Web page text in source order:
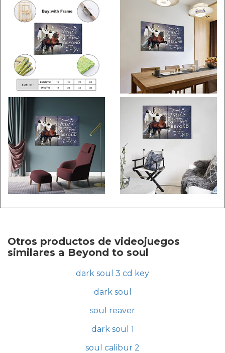
Otros productos de videojuegos
similares a Beyond to soul
dark soul 3 cd key
dark soul
soul reaver
dark soul 1
soul calibur 2